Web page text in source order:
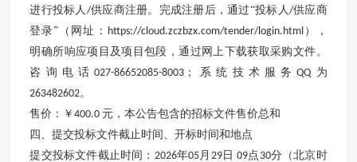
进行投标人 /供应商注册。完成注册后，通过“投标人/供应商
登录”（网址： https://cloud.zczbzx.com/tender/login.html ），
明确所响应项目及项目包段，通过网上下载获取采购文件。
咨询电话027-86652085-8003 ；系统技术服务QQ 为
263482602。
售价：￥400.0 元，本公告包含的招标文件售价总和
四、提交投标文件截止时间、开标时间和地点
提交投标文件截止时间： 2026年05月 29日09点 30分（北京时